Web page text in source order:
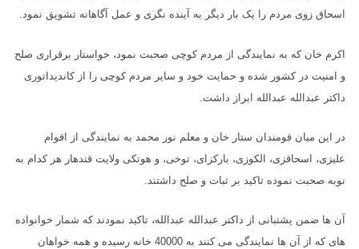
اسحاق زوی مردم را یک بار دیگر به آینده نگری و عمل آگاهانه تشویق نمود.
اکرم خان که به نمایندگی از مردم کوچی صحبت نمود، خواستار برقراری صلح
و امنیت در کشور شده و حمایت خود و سایر مردم کوچی را از کاندیداتوری
داکتر عبدالله عبدالله ابراز داشت.
در این میان قومندان ستار خان و معلم نور محمد به نمایندگی از اقوام
علیزی، اسحاقزی، الکوزی، بارکزای، توخی، و هوتکی ولایت قندهار هر کدام به
نوبه صحبت نموده تاکید بر ثبات و صلح داشتند.
آن ها ضمن پشتبانی از داکتر عبدالله عبدالله، تاکید نمودند که شمار خوانواده
های که از آن ها نمایندگی می کنند به 40000 خانه رسیده و همه خواهان